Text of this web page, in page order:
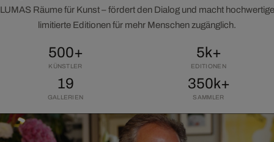
LUMAS Räume für Kunst – fördert den Dialog und macht hochwertige
limitierte Editionen für mehr Menschen zugänglich.
500+
KÜNSTLER
5k+
EDITIONEN
19
GALLERIEN
350k+
SAMMLER